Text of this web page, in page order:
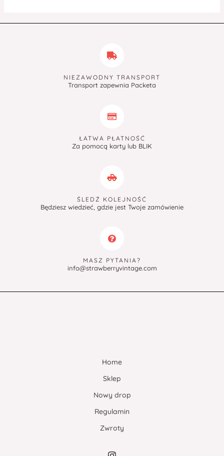
NIEZAWODNY TRANSPORT
Transport zapewnia Packeta
ŁATWA PŁATNOŚĆ
Za pomocą karty lub BLIK
ŚLEDŹ KOLEJNOŚĆ
Będziesz wiedzieć, gdzie jest Twoje zamówienie
MASZ PYTANIA?
info@strawberryvintage.com
Home
Sklep
Nowy drop
Regulamin
Zwroty